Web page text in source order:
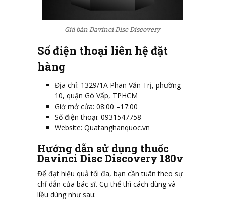
Giá bán Davinci Disc Discovery
Số điện thoại liên hệ đặt
hàng
Địa chỉ: 1329/1A Phan Văn Trị, phường
10, quận Gò Vấp, TPHCM
Giờ mở cửa: 08:00 –17:00
Số điện thoại: 0931547758
Website: Quatanghanquoc.vn
Hướng dẫn sử dụng thuốc
Davinci Disc Discovery 180v
Để đạt hiệu quả tối đa, bạn cần tuân theo sự
chỉ dẫn của bác sĩ. Cụ thể thì cách dùng và
liều dùng như sau: